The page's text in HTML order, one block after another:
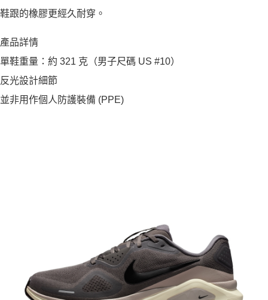
鞋跟的橡膠更經久耐穿。
產品詳情
單鞋重量：約 321 克（男子尺碼 US #10）
反光設計細節
並非用作個人防護裝備 (PPE)